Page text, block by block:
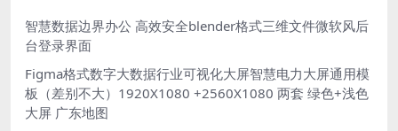
智慧数据边界办公 高效安全blender格式三维文件微软风后
台登录界面
Figma格式数字大数据行业可视化大屏智慧电力大屏通用模
板（差别不大）1920X1080 +2560X1080 两套 绿色+浅色
大屏 广东地图